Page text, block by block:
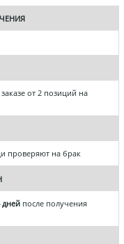
от 2 позиций на
проверяют на брак
дней после получения